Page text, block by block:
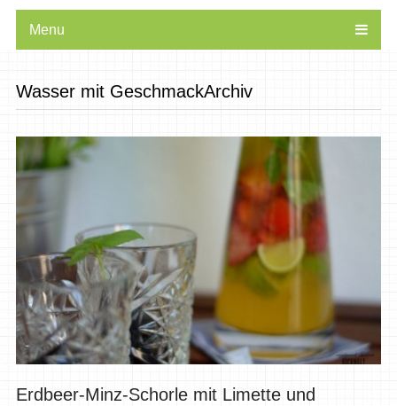
Menu
Wasser mit GeschmackArchiv
Erdbeer-Minz-Schorle mit Limette und